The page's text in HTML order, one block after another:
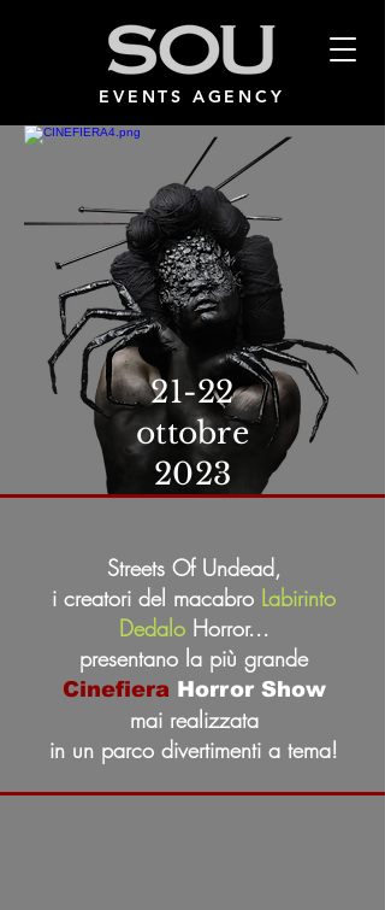
EVENTS AGENCY
Streets Of Undead,
i creatori del macabro Labirinto
DedaloHorror...
presentano la più grande
Cinefiera Horror Show
mai realizzata
in un parco divertimenti a tema!
21-22
ottobre
2023